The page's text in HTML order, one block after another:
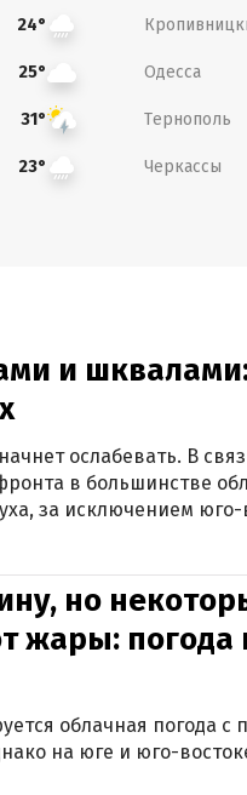
24°
25° Одесса
31° Тернополь
23° Черкассы
и
ослабевать. В
в большинстве
за исключением юго-
но
жары: погода
облачная погода
на юге и юго-